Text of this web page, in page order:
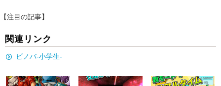
【注目の記事】
関連リンク
ビノバ-小学生-